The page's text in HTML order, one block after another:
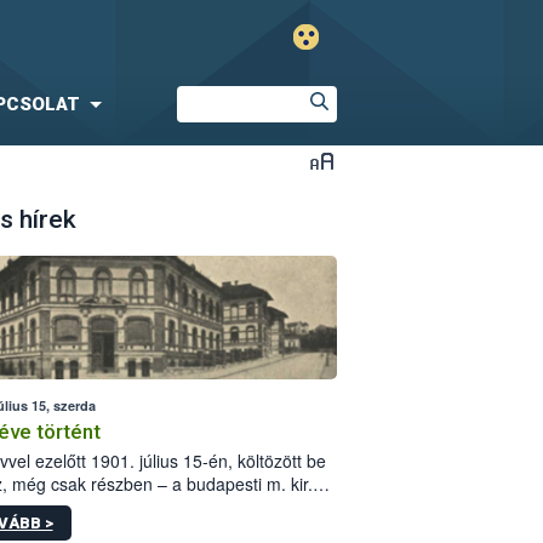
hírek
15, szerda
történt
ezelőtt 1901. július 15-én, költözött be
még csak részben – a budapesti m. kir.
állomás a Kis Rókus utca
alatti, Czigler Győző által tervezett új
>